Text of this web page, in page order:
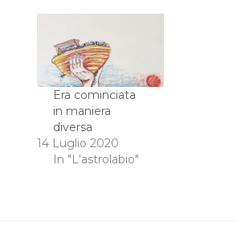
Era cominciata
in maniera
diversa
14 Luglio 2020
In "L'astrolabio"